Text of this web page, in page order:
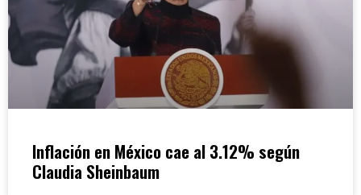
Inflación en México cae al 3.12% según
Claudia Sheinbaum